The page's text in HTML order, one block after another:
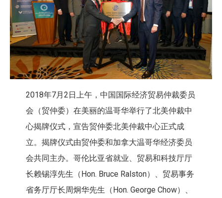
2018年7月2日上午，中国国际经济贸易仲裁委员
会（贸仲委）在美丽的温哥华举行了北美仲裁中
心揭牌仪式，宣告贸仲委北美仲裁中心正式成
立。揭牌仪式由贸仲委和加拿大温哥华经济委员
会共同主办。哥伦比亚省就业、贸易和科技厅厅
长赖锡淳先生（Hon. Bruce Ralston）、贸易事务
省务厅厅长周炯华先生（Hon. George Chow）、